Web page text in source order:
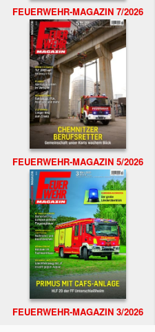
FEUERWEHR-MAGAZIN 7/2026
FEUERWEHR-MAGAZIN 5/2026
FEUERWEHR-MAGAZIN 3/2026